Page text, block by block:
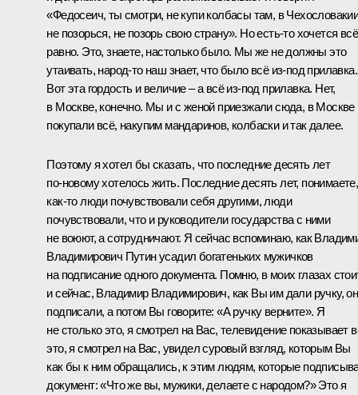
«Федосеич, ты смотри, не купи колбасы там, в
не позорься, не позорь свою страну». Но есть‑то хочется всё
равно. Это, знаете, настолько было. Мы же не должны это
утаивать, народ‑то наш знает, что было всё из‑под прилавка.
Вот эта гордость и величие – а всё из‑под прилавка. Нет,
в Москве, конечно. Мы и с женой приезжали сюда, в Москве
покупали всё, накупим мандаринов, колбаски и так далее.
Поэтому я хотел бы сказать, что последние десять лет
по‑новому хотелось жить. Последние десять лет, понимаете,
как‑то люди почувствовали себя другими, люди
почувствовали, что и руководители государства с ними
не воюют, а сотрудничают. Я сейчас вспоминаю, как
Владимирович Путин усадил богатеньких мужичков
на подписание одного документа. Помню, в моих глазах
и сейчас, Владимир Владимирович, как Вы им дали ручку,
подписали, а потом Вы говорите: «А ручку верните». Я
не столько это, я смотрел на Вас, телевидение показывает
это, я смотрел на Вас, увидел суровый взгляд, которым Вы
как бы к ним обращались, к этим людям, которые
документ: «Что же вы, мужики, делаете с народом?» Это я